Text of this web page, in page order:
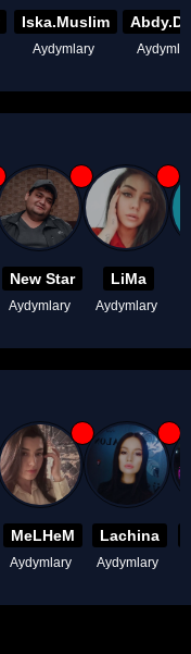
Iska.Muslim
Aydymlary
New Star
Aydymlary
LiMa
Aydymlary
MeLHeM
Aydymlary
Lachina
Aydymlary